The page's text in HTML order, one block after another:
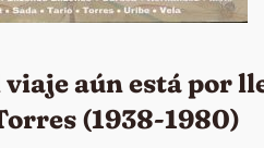
aún está por
(1938-1980)